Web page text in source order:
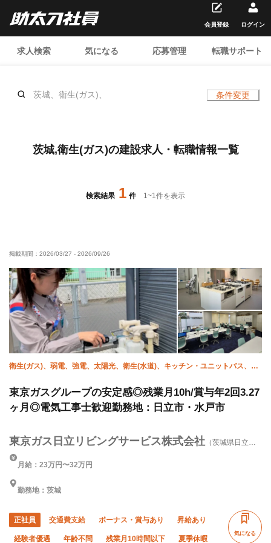
求人検索 気になる 応募管理 転職サポート
会員登録 ログイン
茨城、衛生(ガス)、 条件変更
茨城,衛生(ガス)の建設求人・転職情報一覧
検索結果 1 件 1~1件を表示
掲載期間： 2026/03/27 - 2026/09/26
衛生(ガス)、弱電、強電、太陽光、衛生(水道)、キッチン・ユニットバス、空
東京ガスグループの安定感◎残業月10h/賞与年2回3.27
ヶ月◎電気工事士歓迎勤務地：日立市・水戸市
東京ガス日立リビングサービス株式会社 （茨城県日立
市）
月給：23万円〜32万円
勤務地：茨城
正社員 交通費支給 ボーナス・賞与あり 昇給あり
経験者優遇 年齢不問 残業月10時間以下 夏季休暇
気になる